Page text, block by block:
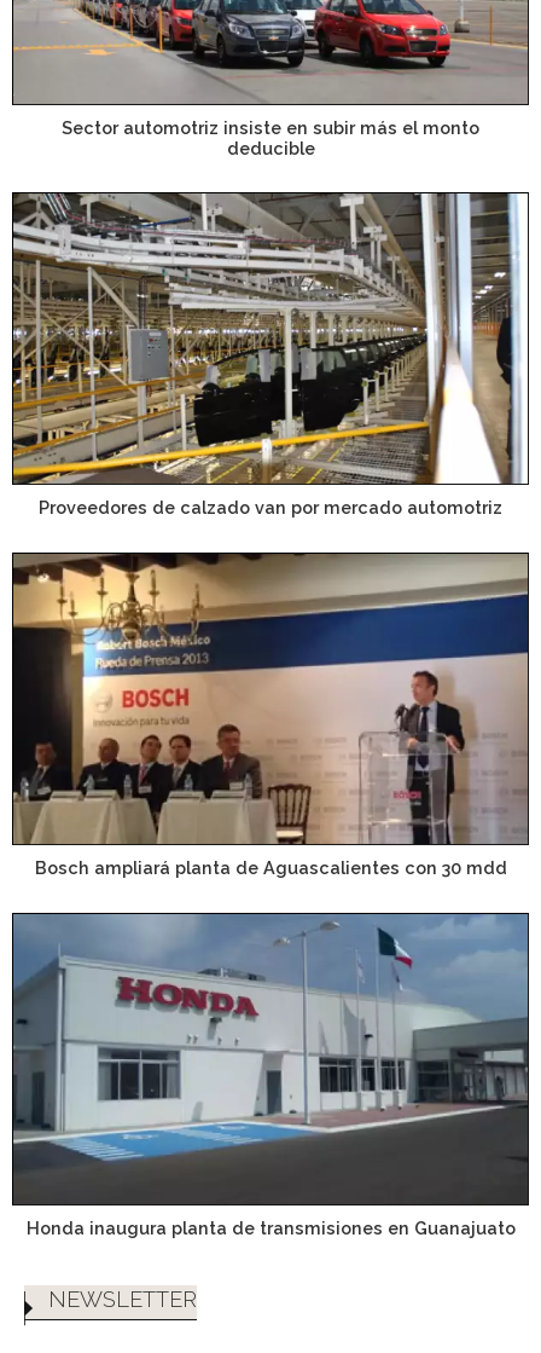
Sector automotriz insiste en subir más el monto
deducible
Proveedores de calzado van por mercado automotriz
Bosch ampliará planta de Aguascalientes con 30 mdd
Honda inaugura planta de transmisiones en Guanajuato
NEWSLETTER